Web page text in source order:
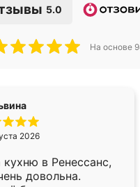
5.0
На основе
2026
кухню в Ренессанс,
довольна.